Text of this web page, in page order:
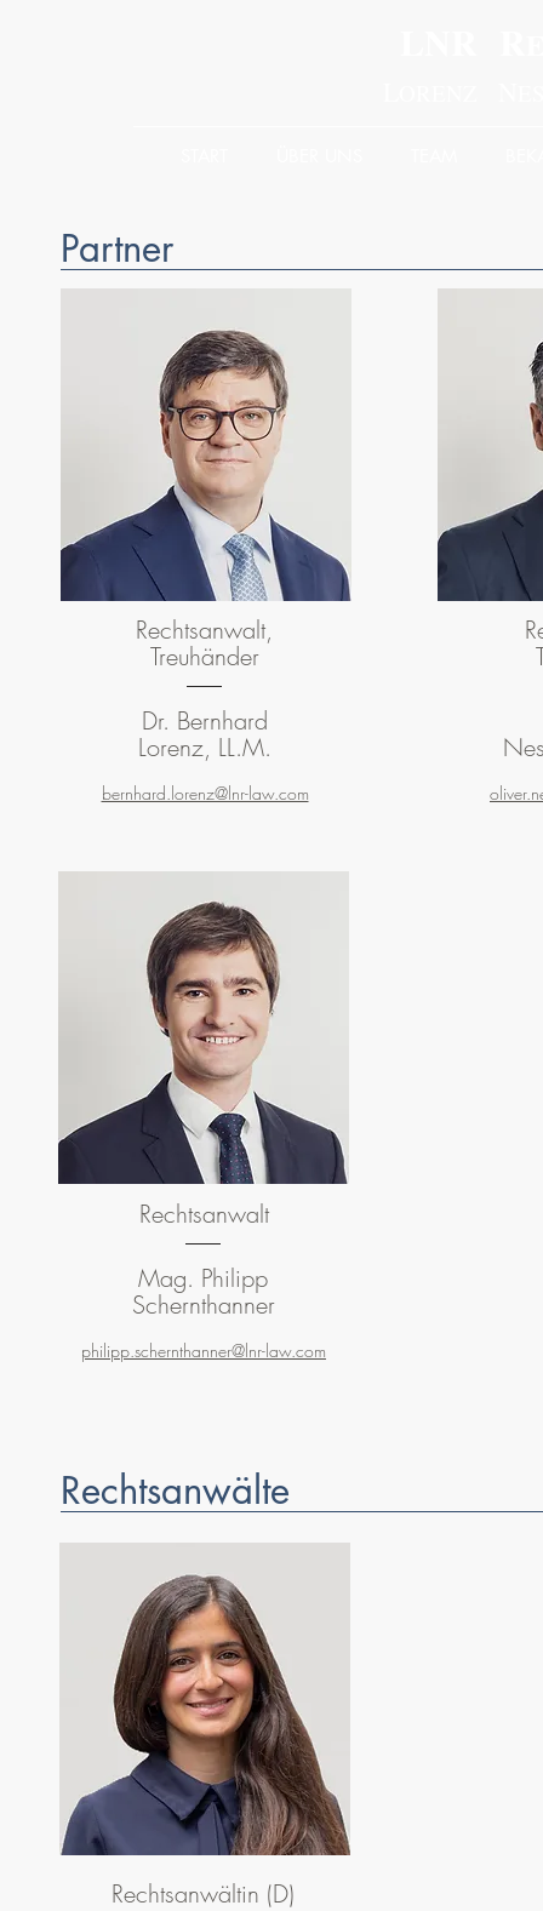
Partner
Rechtsanwalt,
Treuhänder
Dr. Bernhard
Lorenz, LL.M.
bernhard.lorenz@lnr-law.com
Rechtsanwalt
Mag. Philipp
Schernthanner
philipp.schernthanner@lnr-law.com
Rechtsanwälte
Rechtsanwältin (D)